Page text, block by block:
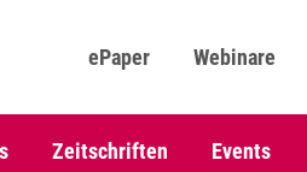
ePaper Webinare
Zeitschriften Events